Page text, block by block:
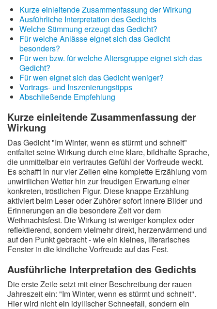
Kurze einleitende Zusammenfassung der Wirkung
Ausführliche Interpretation des Gedichts
Welche Stimmung erzeugt das Gedicht?
Für welche Anlässe eignet sich das Gedicht
besonders?
Für wen bzw. für welche Altersgruppe eignet sich das
Gedicht?
Für wen eignet sich das Gedicht weniger?
Vortrags- und Inszenierungstipps
Abschließende Empfehlung
Kurze einleitende Zusammenfassung der
Wirkung
Das Gedicht "Im Winter, wenn es stürmt und schneit"
entfaltet seine Wirkung durch eine klare, bildhafte Sprache,
die unmittelbar ein vertrautes Gefühl der Vorfreude weckt.
Es schafft in nur vier Zeilen eine komplette Erzählung vom
unwirtlichen Wetter hin zur freudigen Erwartung einer
konkreten, tröstlichen Figur. Diese knappe Erzählung
aktiviert beim Leser oder Zuhörer sofort innere Bilder und
Erinnerungen an die besondere Zeit vor dem
Weihnachtsfest. Die Wirkung ist weniger komplex oder
reflektierend, sondern vielmehr direkt, herzerwärmend und
auf den Punkt gebracht - wie ein kleines, literarisches
Fenster in die kindliche Vorfreude auf das Fest.
Ausführliche Interpretation des Gedichts
Die erste Zeile setzt mit einer Beschreibung der rauen
Jahreszeit ein: "Im Winter, wenn es stürmt und schneit".
Hier wird nicht ein idyllischer Schneefall, sondern ein